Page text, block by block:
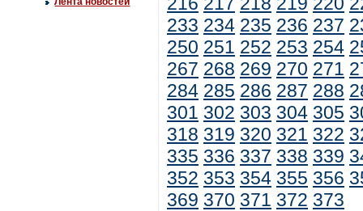
233 234 235 236 237
250 251 252 253 254
267 268 269 270 271
284 285 286 287 288
301 302 303 304 305
318 319 320 321 322
335 336 337 338 339
352 353 354 355 356
369 370 371 372 373